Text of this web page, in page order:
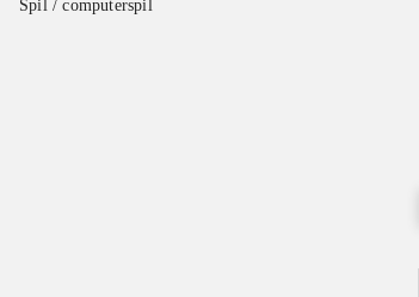
Spil / computerspil